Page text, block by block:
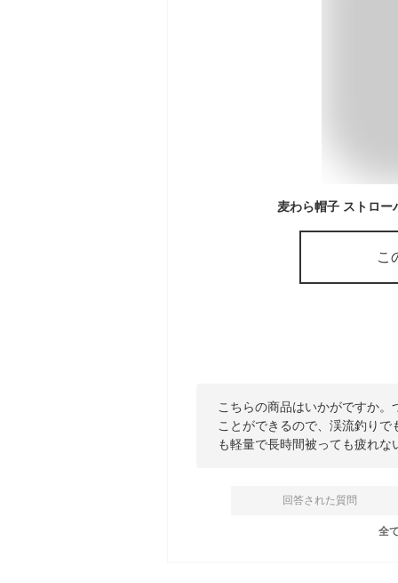
こ
こちらの商品はいかがですか
ことができるので、渓流釣り
も軽量で長時間被っても疲れ
回答された質問
全